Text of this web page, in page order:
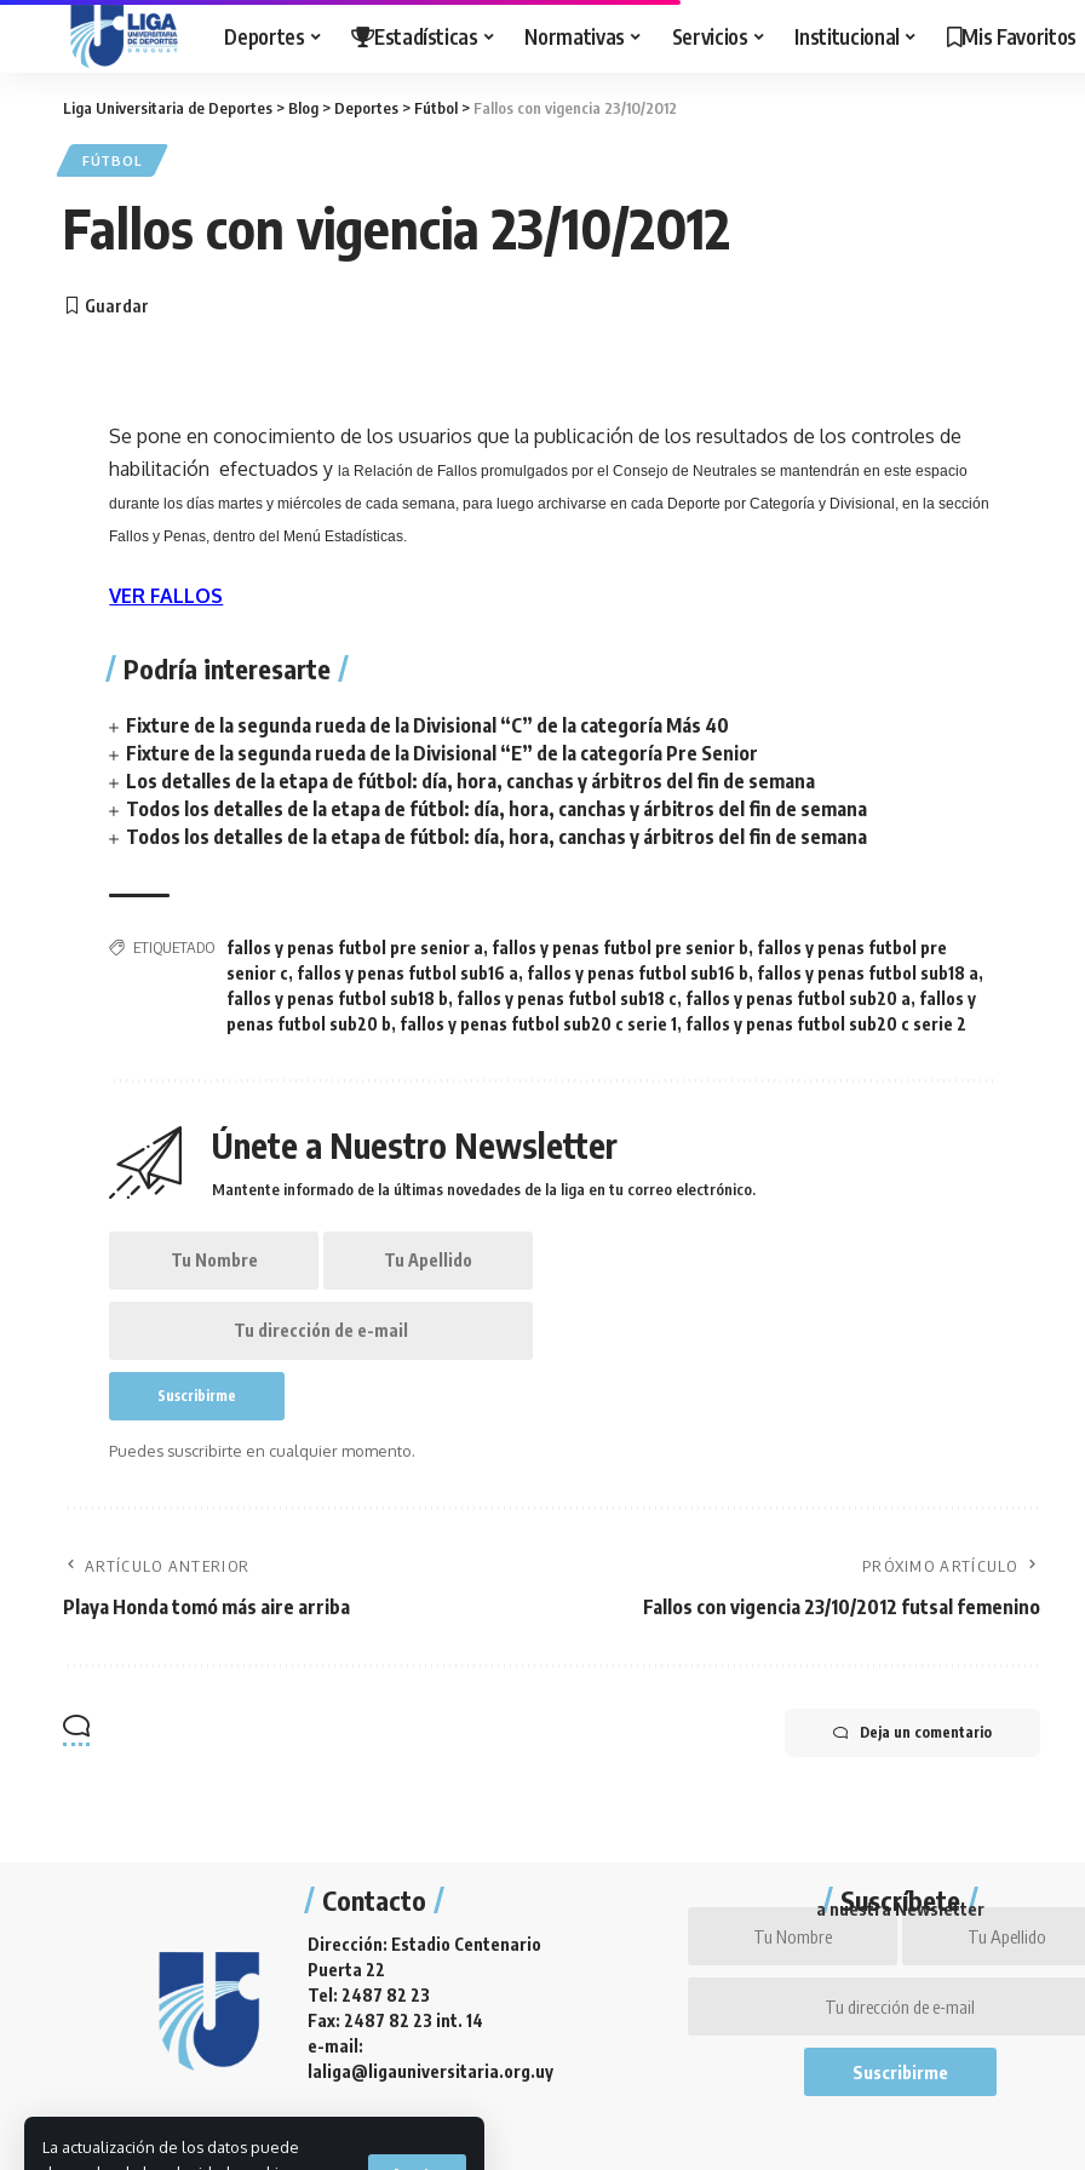
La actualización de los datos puede
Deportes Estadísticas Normativas Servicios Institucional Mis Favoritos
Liga Universitaria de Deportes > Blog > Deportes > Fútbol > Fallos con vigencia 23/10/2012
FÚTBOL
Fallos con vigencia 23/10/2012
Se pone en conocimiento de los usuarios que la publicación de los resultados de los controles de
habilitación efectuados y la Relación de Fallos promulgados por el Consejo de Neutrales se mantendrán en este espacio
durante los días martes y miércoles de cada semana, para luego archivarse en cada Deporte por Categoría y Divisional, en la sección
Fallos y Penas, dentro del Menú Estadísticas.
VER FALLOS
Podría interesarte
Fixture de la segunda rueda de la Divisional “C” de la categoría Más 40
Fixture de la segunda rueda de la Divisional “E” de la categoría Pre Senior
Los detalles de la etapa de fútbol: día, hora, canchas y árbitros del fin de semana
Todos los detalles de la etapa de fútbol: día, hora, canchas y árbitros del fin de semana
Todos los detalles de la etapa de fútbol: día, hora, canchas y árbitros del fin de semana
ETIQUETADO fallos y penas futbol pre senior a, fallos y penas futbol pre senior b, fallos y penas futbol pre
senior c, fallos y penas futbol sub16 a, fallos y penas futbol sub16 b, fallos y penas futbol sub18 a,
fallos y penas futbol sub18 b, fallos y penas futbol sub18 c, fallos y penas futbol sub20 a, fallos y
penas futbol sub20 b, fallos y penas futbol sub20 c serie 1, fallos y penas futbol sub20 c serie 2
Únete a Nuestro Newsletter
Mantente informado de la últimas novedades de la liga en tu correo electrónico.
Puedes suscribirte en cualquier momento.
ARTÍCULO ANTERIOR
Playa Honda tomó más aire arriba
PRÓXIMO ARTÍCULO
Fallos con vigencia 23/10/2012 futsal femenino
Deja un comentario
Contacto
Dirección: Estadio Centenario
Puerta 22
Tel: 2487 82 23
Fax: 2487 82 23 int. 14
e-mail:
laliga@ligauniversitaria.org.uy
Suscríbete
a nuestra Newsletter